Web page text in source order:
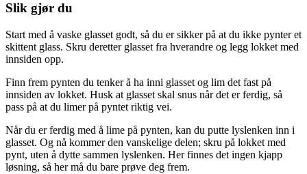
Slik gjør du
Start med å vaske glasset godt, så du er sikker på at du ikke pynter et
skittent glass. Skru deretter glasset fra hverandre og legg lokket med
innsiden opp.
Finn frem pynten du tenker å ha inni glasset og lim det fast på
innsiden av lokket. Husk at glasset skal snus når det er ferdig, så
pass på at du limer på pyntet riktig vei.
Når du er ferdig med å lime på pynten, kan du putte lyslenken inn i
glasset. Og nå kommer den vanskelige delen; skru på lokket med
pynt, uten å dytte sammen lyslenken. Her finnes det ingen kjapp
løsning, så her må du bare prøve deg frem.